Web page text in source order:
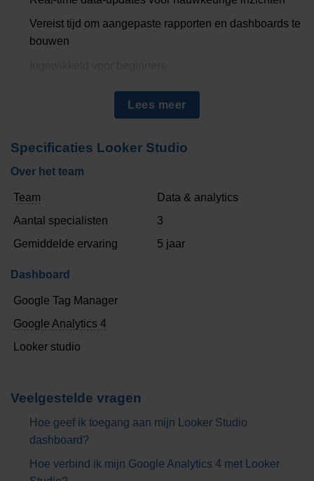
Vereist tijd om aangepaste rapporten en dashboards te
bouwen
Looker Studio
Ontdek Looker Studio, voorheen bekend als Google Data
werkt! Looker Studio is dé tool voor het creëren van
interactieve dashboards en rapporten, waardoor je de
Manage jouw doelstellingen naar overzichtelijke
bronnen zoals Google Ads & Analytics. De rapporten zijn
helder, aanpasbaar, en gemakkelijk te delen.
Je kiest zelf hoe je de data presenteert – van
Dit maakt Looker Studio onmisbaar voor het bijhouden van
KPI’s en het vertalen van bedrijfsdoelstellingen naar
Lees meer
Specificaties Looker Studio
Over het team
Team
Data & analytics
Aantal specialisten
3
Gemiddelde ervaring
5 jaar
Dashboard
Google Tag Manager
Google Analytics 4
Looker studio
Veelgestelde vragen
Hoe geef ik toegang aan mijn Looker Studio
dashboard?
Hoe verbind ik mijn Google Analytics 4 met Looker